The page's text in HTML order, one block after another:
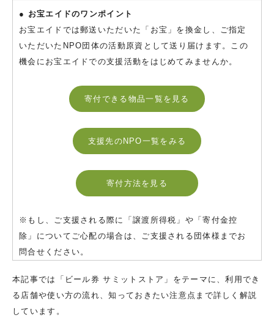
● お宝エイドのワンポイント
お宝エイドでは郵送いただいた「お宝」を換金し、ご指定
いただいたNPO団体の活動原資として送り届けます。この
機会にお宝エイドでの支援活動をはじめてみませんか。
寄付できる物品一覧を見る
支援先のNPO一覧をみる
寄付方法を見る
※もし、ご支援される際に「譲渡所得税」や「寄付金控
除」についてご心配の場合は、ご支援される団体様までお
問合せください。
本記事では「ビール券 サミットストア」をテーマに、利用でき
る店舗や使い方の流れ、知っておきたい注意点まで詳しく解説
しています。